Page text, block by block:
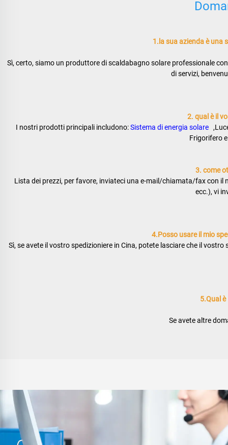
1.la sua azienda è una
Sì, certo, siamo un produttore di scaldabagno solare professionale
di servizi,
2. qual è il
I nostri prodotti principali includono: Sistema di energia solare
Frigorifero
3. come
Lista dei prezzi, per favore, inviateci una e-mail/chiamata/fax con il
ecc.), vi
4.Posso usare il mio
Sì, se avete il vostro spedizioniere in Cina, potete lasciare che il
5.Qual
Se avete altre